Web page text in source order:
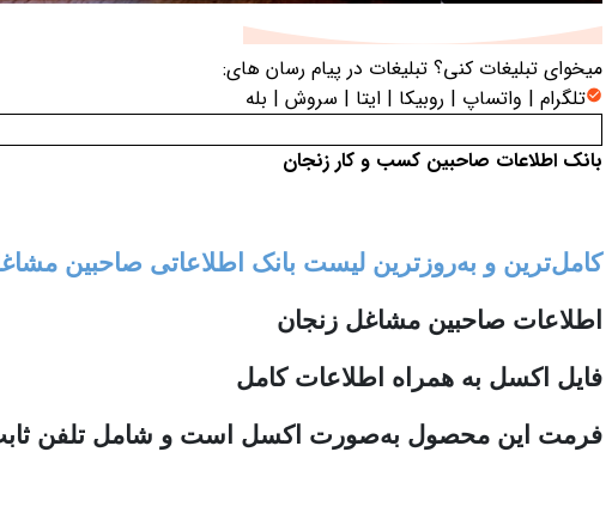
میخوای تبلیغات کنی؟ تبلیغات در پیام رسان های:
تلگرام | واتساپ | روبیکا | ایتا | سروش | بله
بانک اطلاعات صاحبین کسب و کار زنجان
کامل‌ترین و به‌روزترین لیست بانک اطلاعاتی صاحبین
اطلاعات صاحبین مشاغل زنجان
فایل اکسل به همراه اطلاعات کامل
فرمت این محصول به‌صورت اکسل است و شامل تلفن